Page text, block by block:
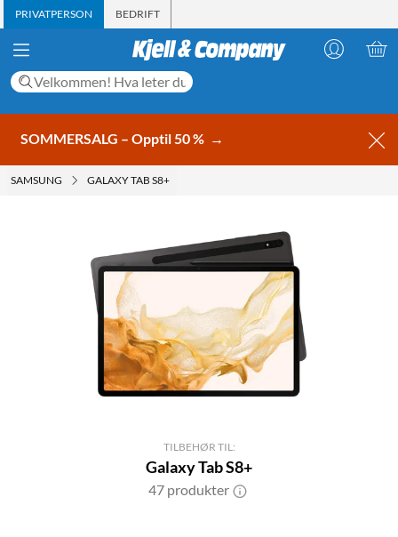
PRIVATPERSON BEDRIFT
SOMMERSALG – Opptil 50 % →
SAMSUNG GALAXY TAB S8+
TILBEHØR TIL:
Galaxy Tab S8+
47 produkter